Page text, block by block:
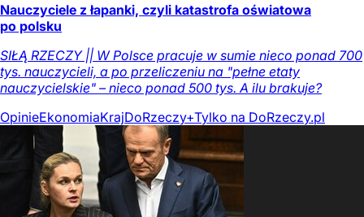
Nauczyciele z łapanki, czyli katastrofa oświatowa
po polsku
SIŁĄ RZECZY || W Polsce pracuje w sumie nieco ponad 700
tys. nauczycieli, a po przeliczeniu na "pełne etaty
nauczycielskie" – nieco ponad 500 tys. A ilu brakuje?
OpinieEkonomiaKrajDoRzeczy+Tylko na DoRzeczy.pl